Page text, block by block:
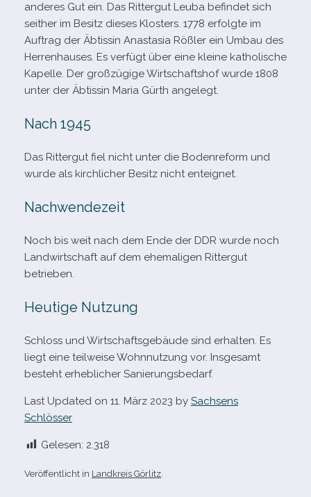
ande­res Gut ein. Das Rittergut Leuba befin­det sich
seit­her im Besitz die­ses Klosters. 1778 erfolgte im
Auftrag der Äbtissin Anastasia Rößler ein Umbau des
Herrenhauses. Es ver­fügt über eine kleine katho­li­sche
Kapelle. Der groß­zü­gige Wirtschaftshof wurde 1808
unter der Äbtissin Maria Gürth angelegt.
Nach 1945
Das Rittergut fiel nicht unter die Bodenreform und
wurde als kirch­li­cher Besitz nicht enteignet.
Nachwendezeit
Noch bis weit nach dem Ende der DDR wurde noch
Landwirtschaft auf dem ehe­ma­li­gen Rittergut
betrieben.
Heutige Nutzung
Schloss und Wirtschaftsgebäude sind erhal­ten. Es
liegt eine teil­weise Wohnnutzung vor. Insgesamt
besteht erheb­li­cher Sanierungsbedarf.
Last Updated on 11. März 2023 by Sachsens
Schlösser
Gelesen: 2.318
Veröffentlicht in Landkreis Görlitz